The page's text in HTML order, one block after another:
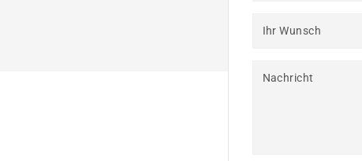
Ihr Wunsch
Nachricht